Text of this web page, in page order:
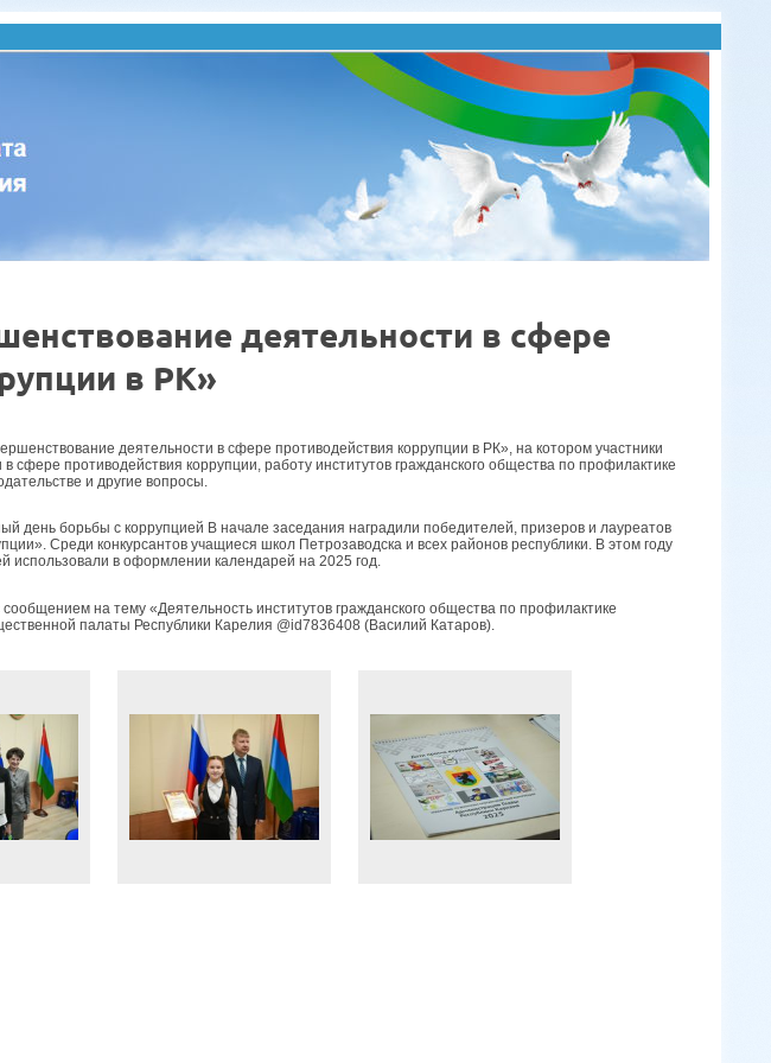
деятельности в сфере
в РК»
деятельности в сфере противодействия коррупции в РК», на котором участники
противодействия коррупции, работу институтов гражданского общества по профилактике
и другие вопросы.
день борьбы с коррупцией В начале заседания наградили победителей, призеров и лауреатов
Среди конкурсантов учащиеся школ Петрозаводска и всех районов республики. В этом году
использовали в оформлении календарей на 2025 год.
на тему «Деятельность институтов гражданского общества по профилактике
палаты Республики Карелия @id7836408 (Василий Катаров).